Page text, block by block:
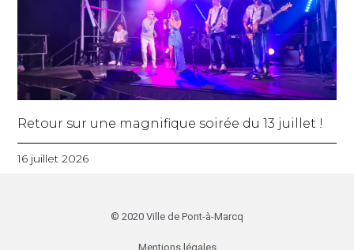
Retour sur une magnifique soirée du 13 juillet !
16 juillet 2026
© 2020 Ville de Pont-à-Marcq
Mentions légales